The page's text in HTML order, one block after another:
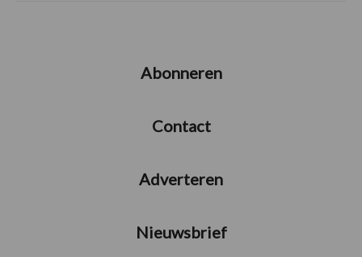
Abonneren
Contact
Adverteren
Nieuwsbrief